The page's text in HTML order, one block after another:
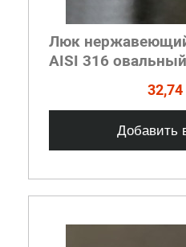
Люк
AISI 316 овальный
32,74
Добавить